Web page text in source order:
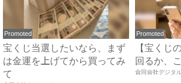
Promoted
宝くじ当選したいなら、まず
は金運を上げてから買ってみ
て
Promoted
【宝くじ
回るか、
合同会社デジタ